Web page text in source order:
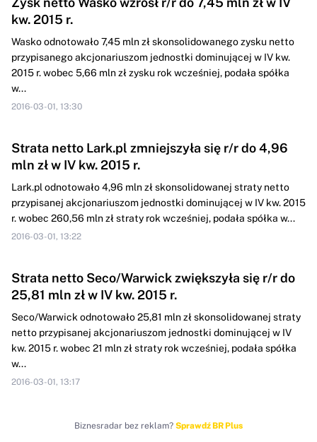
kw. 2015 r.
Wasko odnotowało 7,45 mln zł skonsolidowanego zysku netto
przypisanego akcjonariuszom jednostki dominującej w IV kw.
2015 r. wobec 5,66 mln zł zysku rok wcześniej, podała spółka
w...
2016-03-01, 13:30
Strata netto Lark.pl zmniejszyła się r/r do 4,96
mln zł w IV kw. 2015 r.
Lark.pl odnotowało 4,96 mln zł skonsolidowanej straty netto
przypisanej akcjonariuszom jednostki dominującej w IV kw. 2015
r. wobec 260,56 mln zł straty rok wcześniej, podała spółka w...
2016-03-01, 13:22
Strata netto Seco/Warwick zwiększyła się r/r do
25,81 mln zł w IV kw. 2015 r.
Seco/Warwick odnotowało 25,81 mln zł skonsolidowanej straty
netto przypisanej akcjonariuszom jednostki dominującej w IV
kw. 2015 r. wobec 21 mln zł straty rok wcześniej, podała spółka
w...
2016-03-01, 13:17
Biznesradar bez reklam? Sprawdź BR Plus